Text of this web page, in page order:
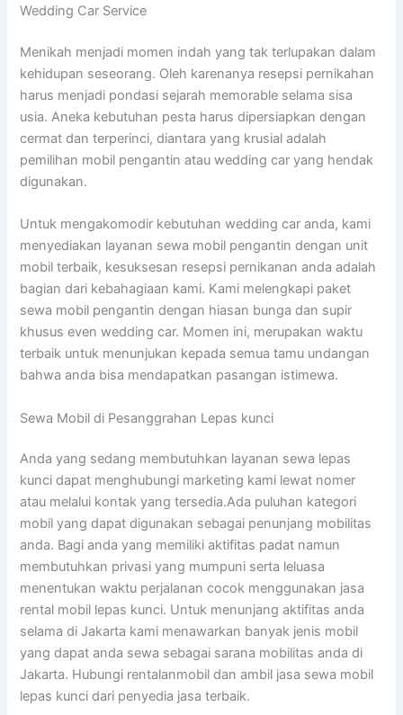
Wedding Car Service
Menikah menjadi momen indah yang tak terlupakan dalam
kehidupan seseorang. Oleh karenanya resepsi pernikahan
harus menjadi pondasi sejarah memorable selama sisa
usia. Aneka kebutuhan pesta harus dipersiapkan dengan
cermat dan terperinci, diantara yang krusial adalah
pemilihan mobil pengantin atau wedding car yang hendak
digunakan.
Untuk mengakomodir kebutuhan wedding car anda, kami
menyediakan layanan sewa mobil pengantin dengan unit
mobil terbaik, kesuksesan resepsi pernikanan anda adalah
bagian dari kebahagiaan kami. Kami melengkapi paket
sewa mobil pengantin dengan hiasan bunga dan supir
khusus even wedding car. Momen ini, merupakan waktu
terbaik untuk menunjukan kepada semua tamu undangan
bahwa anda bisa mendapatkan pasangan istimewa.
Sewa Mobil di Pesanggrahan Lepas kunci
Anda yang sedang membutuhkan layanan sewa lepas
kunci dapat menghubungi marketing kami lewat nomer
atau melalui kontak yang tersedia.Ada puluhan kategori
mobil yang dapat digunakan sebagai penunjang mobilitas
anda. Bagi anda yang memiliki aktifitas padat namun
membutuhkan privasi yang mumpuni serta leluasa
menentukan waktu perjalanan cocok menggunakan jasa
rental mobil lepas kunci. Untuk menunjang aktifitas anda
selama di Jakarta kami menawarkan banyak jenis mobil
yang dapat anda sewa sebagai sarana mobilitas anda di
Jakarta. Hubungi rentalanmobil dan ambil jasa sewa mobil
lepas kunci dari penyedia jasa terbaik.